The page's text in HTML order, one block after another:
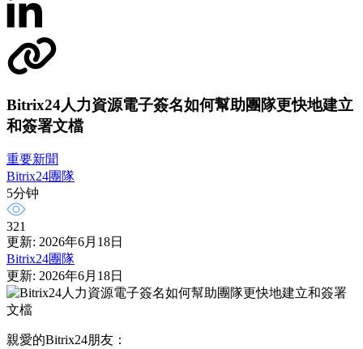
Bitrix24人力資源電子簽名如何幫助團隊更快地建立
和簽署文檔
重要新聞
Bitrix24團隊
5分钟
321
更新: 2026年6月18日
Bitrix24團隊
更新: 2026年6月18日
親愛的Bitrix24朋友：